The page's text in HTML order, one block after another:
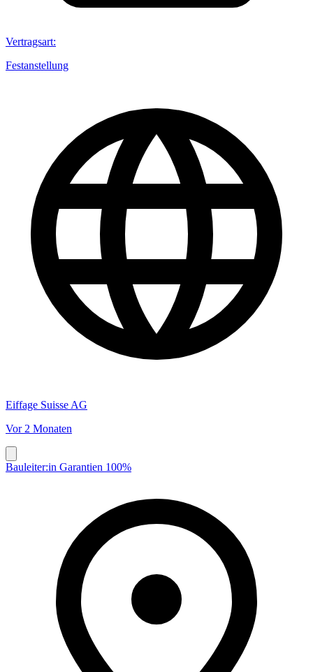
Vertragsart:
Festanstellung
Eiffage Suisse AG
Vor 2 Monaten
Bauleiter:in Garantien 100%